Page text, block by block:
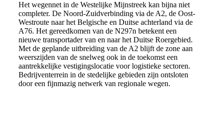
Het wegennet in de Westelijke Mijnstreek kan bijna niet
completer. De Noord-Zuidverbinding via de A2, de Oost-
Westroute naar het Belgische en Duitse achterland via de
A76. Het gereedkomen van de N297n betekent een
nieuwe transportader van en naar het Duitse Roergebied.
Met de geplande uitbreiding van de A2 blijft de zone aan
weerszijden van de snelweg ook in de toekomst een
aantrekkelijke vestigingslocatie voor logistieke sectoren.
Bedrijventerrein in de stedelijke gebieden zijn ontsloten
door een fijnmazig netwerk van regionale wegen.